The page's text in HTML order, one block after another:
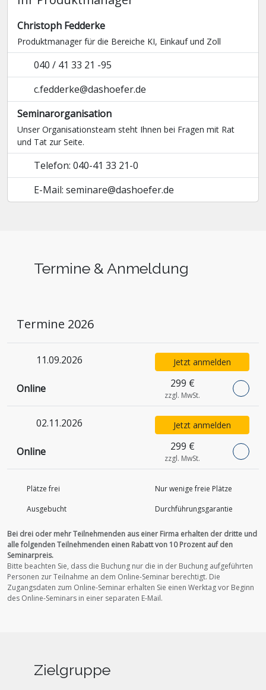
Christoph Fedderke
Produktmanager für die Bereiche KI, Einkauf und Zoll
040 / 41 33 21 -95
c.fedderke@dashoefer.de
Seminarorganisation
Unser Organisationsteam steht Ihnen bei Fragen mit Rat
und Tat zur Seite.
Telefon: 040-41 33 21-0
E-Mail: seminare@dashoefer.de
Termine & Anmeldung
Termine 2026
11.09.2026
Online 299 €
zzgl. MwSt.
Jetzt anmelden
02.11.2026
Online 299 €
zzgl. MwSt.
Jetzt anmelden
Plätze frei
Nur wenige freie Plätze
Ausgebucht
Durchführungs­garantie
Bei drei oder mehr Teilnehmenden aus einer Firma erhalten der dritte und
alle folgenden Teilnehmenden einen Rabatt von 10 Prozent auf den
Seminarpreis.
Bitte beachten Sie, dass die Buchung nur die in der Buchung aufgeführten
Personen zur Teilnahme an dem Online-Seminar berechtigt. Die
Zugangsdaten zum Online-Seminar erhalten Sie einen Werktag vor Beginn
des Online-Seminars in einer separaten E-Mail.
Zielgruppe